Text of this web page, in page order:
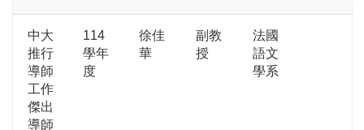
中大
推行
導師
工作
傑出
導師
114
學年
度
徐佳
華
副教
授
法國
語文
學系